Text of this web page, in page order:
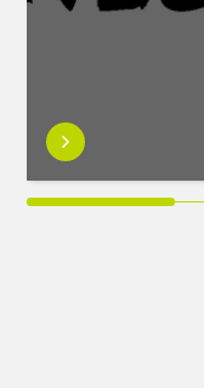
Saber
más
sobre¡Si